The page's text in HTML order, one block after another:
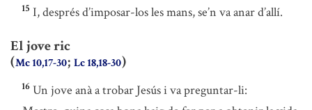
15 I, després d’imposar-los les mans, se’n va anar d’allí.
El jove ric
(Mc 10,17-30; Lc 18,18-30)
16 Un jove anà a trobar Jesús i va preguntar-li: